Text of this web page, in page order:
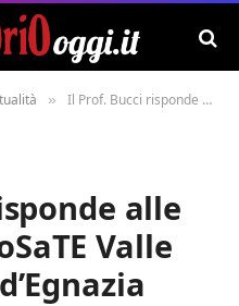
» Il Prof. Bucci risponde alle associazioni CoSaTE Valle d’Itria e Terra d’Egnazia
alle
Valle